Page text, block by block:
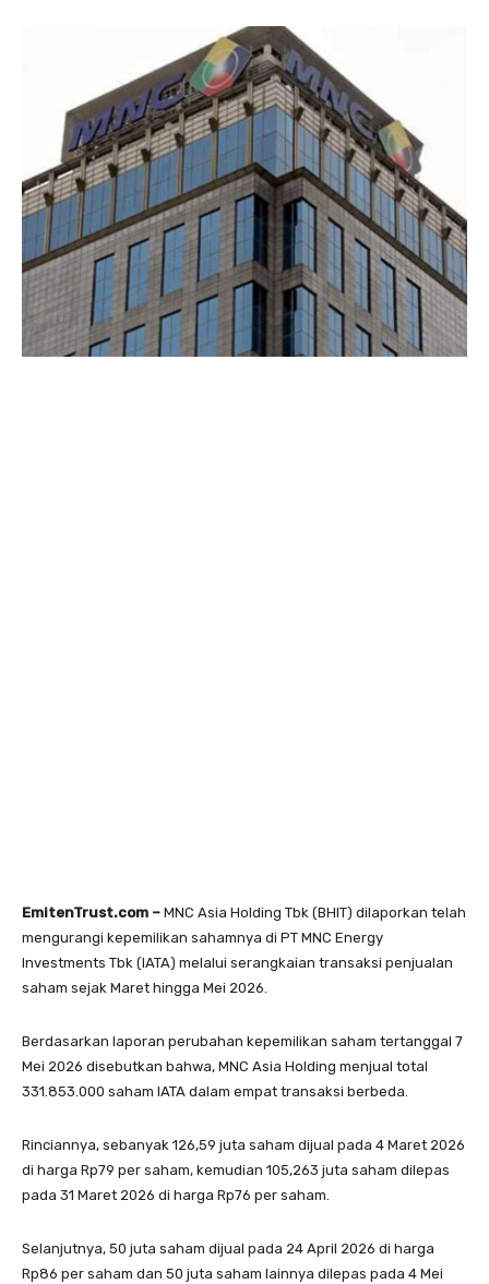
EmitenTrust.com – MNC Asia Holding Tbk (BHIT) dilaporkan telah
mengurangi kepemilikan sahamnya di PT MNC Energy
Investments Tbk (IATA) melalui serangkaian transaksi penjualan
saham sejak Maret hingga Mei 2026.
Berdasarkan laporan perubahan kepemilikan saham tertanggal 7
Mei 2026 disebutkan bahwa, MNC Asia Holding menjual total
331.853.000 saham IATA dalam empat transaksi berbeda.
Rinciannya, sebanyak 126,59 juta saham dijual pada 4 Maret 2026
di harga Rp79 per saham, kemudian 105,263 juta saham dilepas
pada 31 Maret 2026 di harga Rp76 per saham.
Selanjutnya, 50 juta saham dijual pada 24 April 2026 di harga
Rp86 per saham dan 50 juta saham lainnya dilepas pada 4 Mei